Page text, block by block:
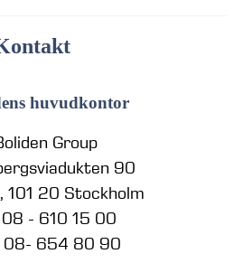
huvudkontor
Group
90
101 20 Stockholm
08 - 610 15 00
08- 654 80 90